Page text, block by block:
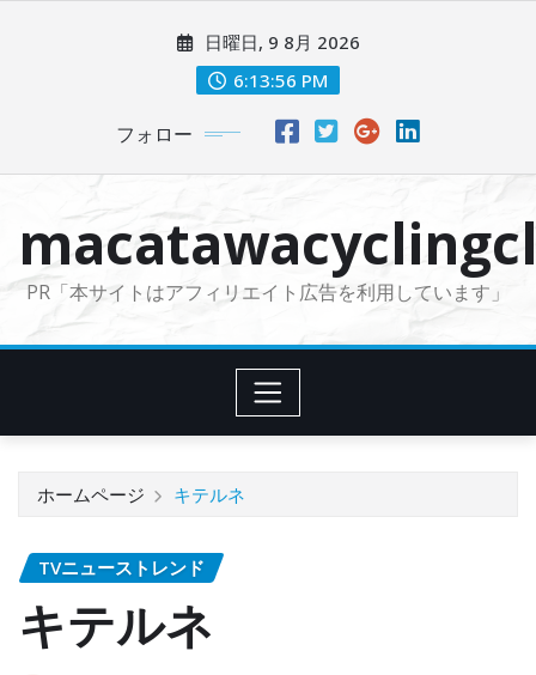
に
日曜日, 9 8月 2026
6:13:57 PM
フォロー
PR「本サイトはアフィリエイト広告を利用しています」
ホームページ キテルネ
TVニューストレンド
キテルネ